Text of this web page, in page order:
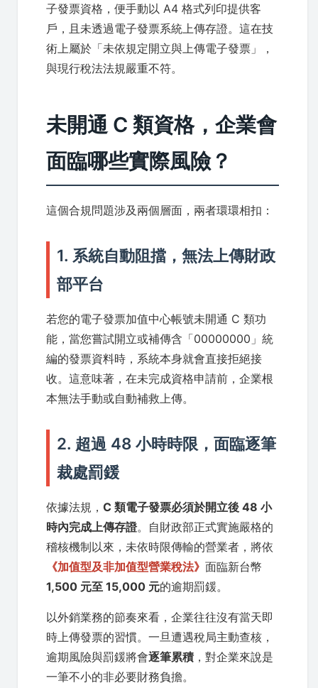
子發票資格，便手動以 A4 格式列印提供客
戶，且未透過電子發票系統上傳存證。這在技
術上屬於「未依規定開立與上傳電子發票」，
與現行稅法法規嚴重不符。
未開通 C 類資格，企業會
面臨哪些實際風險？
這個合規問題涉及兩個層面，兩者環環相扣：
1. 系統自動阻擋，無法上傳財政
部平台
若您的電子發票加值中心帳號未開通 C 類功
能，當您嘗試開立或補傳含「00000000」統
編的發票資料時，系統本身就會直接拒絕接
收。這意味著，在未完成資格申請前，企業根
本無法手動或自動補救上傳。
2. 超過 48 小時時限，面臨逐筆
裁處罰鍰
依據法規， C 類電子發票必須於開立後 48 小
時內完成上傳存證。自財政部正式實施嚴格的
稽核機制以來，未依時限傳輸的營業者，將依
《加值型及非加值型營業稅法》 面臨新台幣
1,500 元至 15,000 元的逾期罰鍰。
以外銷業務的節奏來看，企業往往沒有當天即
時上傳發票的習慣。一旦遭遇稅局主動查核，
逾期風險與罰鍰將會逐筆累積 ，對企業來說是
一筆不小的非必要財務負擔。